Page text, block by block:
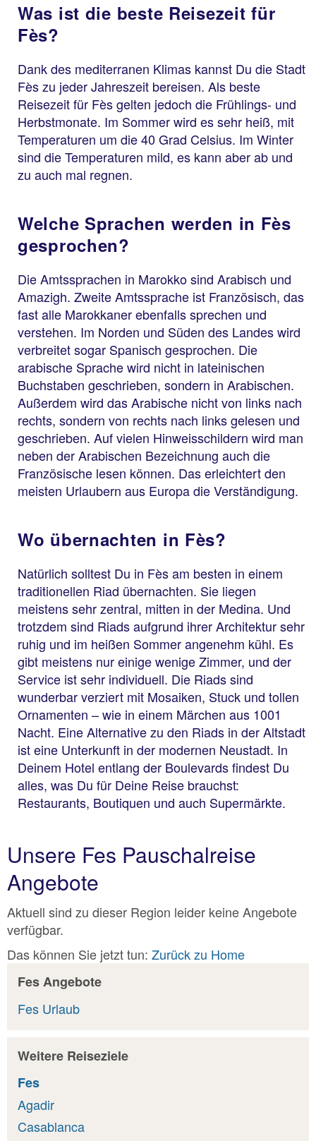
Was ist die beste Reisezeit für
Fès?
Dank des mediterranen Klimas kannst Du die Stadt
Fès zu jeder Jahreszeit bereisen. Als beste
Reisezeit für Fès gelten jedoch die Frühlings- und
Herbstmonate. Im Sommer wird es sehr heiß, mit
Temperaturen um die 40 Grad Celsius. Im Winter
sind die Temperaturen mild, es kann aber ab und
zu auch mal regnen.
Welche Sprachen werden in Fès
gesprochen?
Die Amtssprachen in Marokko sind Arabisch und
Amazigh. Zweite Amtssprache ist Französisch, das
fast alle Marokkaner ebenfalls sprechen und
verstehen. Im Norden und Süden des Landes wird
verbreitet sogar Spanisch gesprochen. Die
arabische Sprache wird nicht in lateinischen
Buchstaben geschrieben, sondern in Arabischen.
Außerdem wird das Arabische nicht von links nach
rechts, sondern von rechts nach links gelesen und
geschrieben. Auf vielen Hinweisschildern wird man
neben der Arabischen Bezeichnung auch die
Französische lesen können. Das erleichtert den
meisten Urlaubern aus Europa die Verständigung.
Wo übernachten in Fès?
Natürlich solltest Du in Fès am besten in einem
traditionellen Riad übernachten. Sie liegen
meistens sehr zentral, mitten in der Medina. Und
trotzdem sind Riads aufgrund ihrer Architektur sehr
ruhig und im heißen Sommer angenehm kühl. Es
gibt meistens nur einige wenige Zimmer, und der
Service ist sehr individuell. Die Riads sind
wunderbar verziert mit Mosaiken, Stuck und tollen
Ornamenten – wie in einem Märchen aus 1001
Nacht. Eine Alternative zu den Riads in der Altstadt
ist eine Unterkunft in der modernen Neustadt. In
Deinem Hotel entlang der Boulevards findest Du
alles, was Du für Deine Reise brauchst:
Restaurants, Boutiquen und auch Supermärkte.
Unsere Fes Pauschalreise
Angebote
Aktuell sind zu dieser Region leider keine Angebote
verfügbar.
Das können Sie jetzt tun: Zurück zu Home
Fes Angebote
Fes Urlaub
Weitere Reiseziele
Fes
Agadir
Casablanca